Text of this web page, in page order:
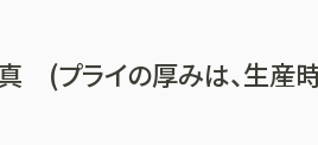
(プライの厚みは、生産